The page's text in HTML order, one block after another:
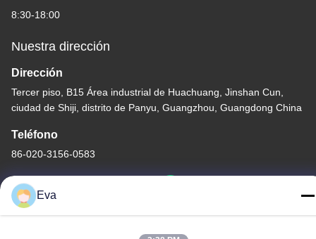
8:30-18:00
Nuestra dirección
Dirección
Tercer piso, B15 Área industrial de Huachuang, Jinshan Cun,
ciudad de Shiji, distrito de Panyu, Guangzhou, Guangdong China
Teléfono
86-020-3156-0583
Eva